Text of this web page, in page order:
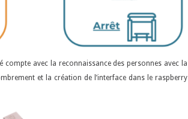
compte avec la reconnaissance des personnes avec la
et la création de l’interface dans le raspberry